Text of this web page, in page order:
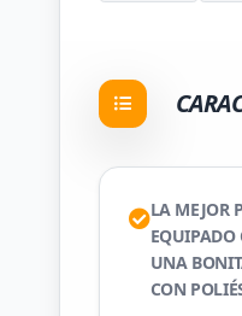
LA MEJOR
EQUIPADO
UNA
CON